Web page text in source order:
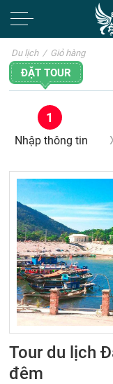
Du lịch / Giỏ hàng
ĐẶT TOUR
1
Nhập thông tin
Tour du lịch
đêm